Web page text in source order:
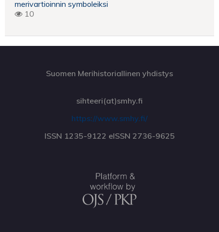
merivartioinnin symboleiksi
10
Suomen Merihistoriallinen yhdistys
sihteeri(at)smhy.fi
https://www.smhy.fi/
ISSN 1235-9122 eISSN 2736-9625